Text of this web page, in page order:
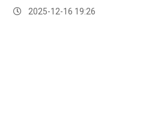
2025-12-16 19:26